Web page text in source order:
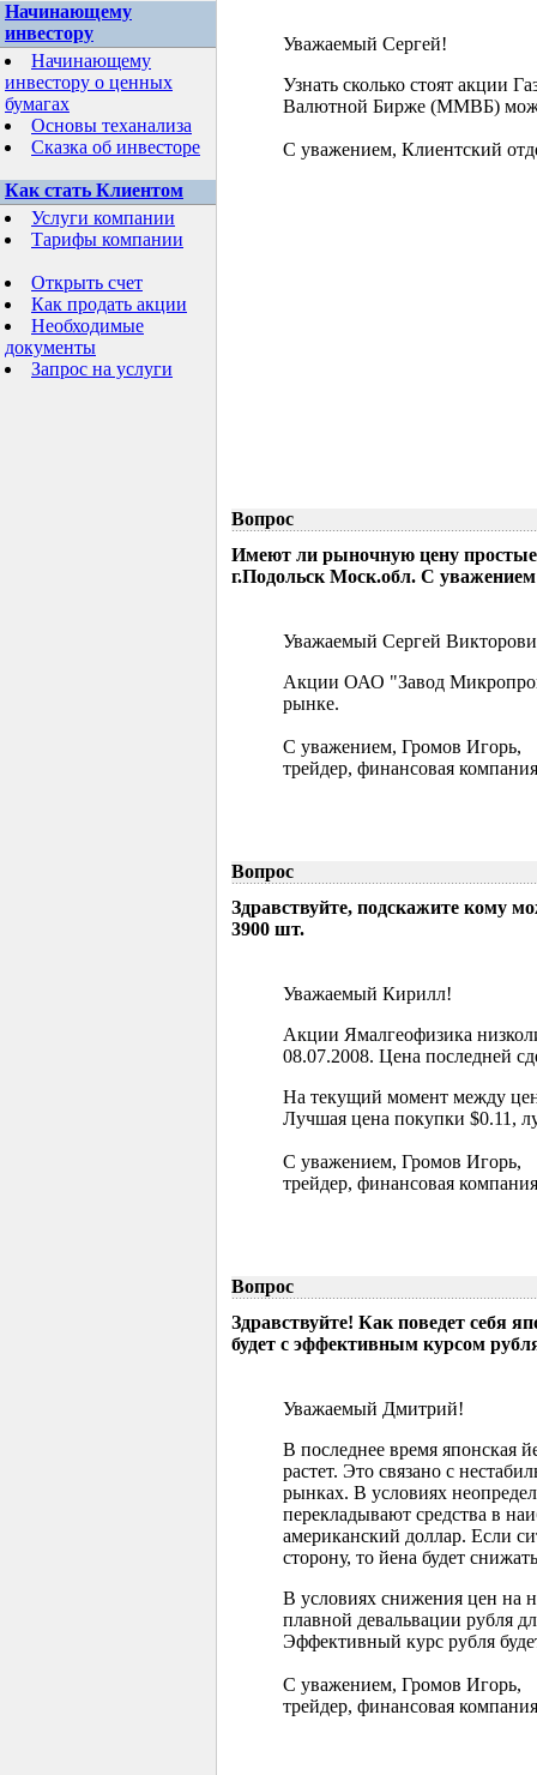
Начинающему
инвестору
Начинающему
инвестору о ценных
бумагах
Основы теханализа
Сказка об инвесторе
Как стать Клиентом
Услуги компании
Тарифы компании
Открыть счет
Как продать акции
Необходимые
документы
Запрос на услуги
Уважаемый Сергей!
Узнать сколько стоят акции
Валютной Бирже (ММВБ)
С уважением, Клиентский
Вопрос
Имеют ли рыночную цену
г.Подольск Моск.обл. С
Уважаемый Сергей
Акции ОАО "Завод
рынке.
С уважением, Громов Игорь,
трейдер, финансовая
Вопрос
Здравствуйте, подскажите кому
3900 шт.
Уважаемый Кирилл!
Акции Ямалгеофизика
08.07.2008. Цена последней
На текущий момент между
Лучшая цена покупки $0.11,
С уважением, Громов Игорь,
трейдер, финансовая
Вопрос
Здравствуйте! Как поведет себя
будет с эффективным курсом
Уважаемый Дмитрий!
В последнее время
растет. Это связано с
рынках. В условиях
перекладывают средства в
американский доллар. Если
сторону, то йена будет
В условиях снижения цен на
плавной девальвации рубля
Эффективный курс рубля
С уважением, Громов Игорь,
трейдер, финансовая